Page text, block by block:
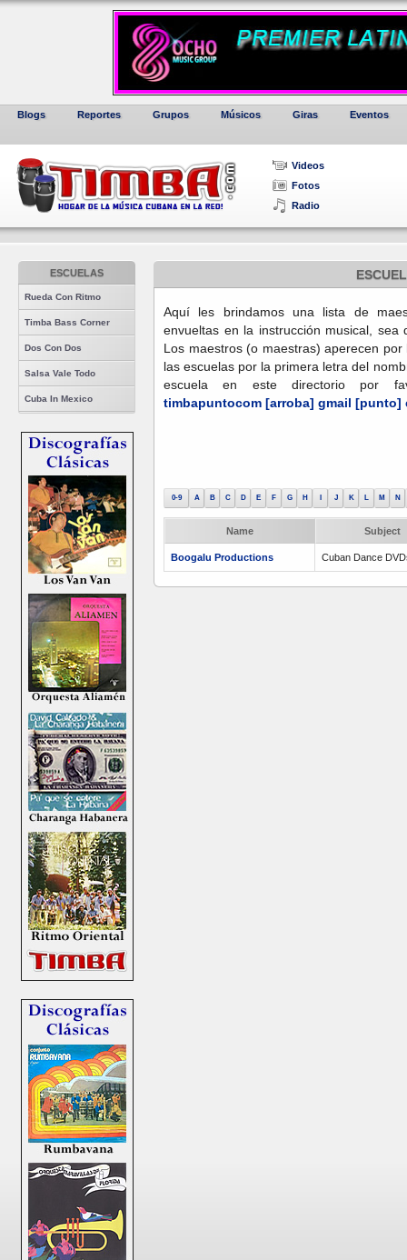
Blogs Reportes Grupos Músicos Giras Eventos
Videos
Fotos
Radio
ESCUELAS
Rueda Con Ritmo
Timba Bass Corner
Dos Con Dos
Salsa Vale Todo
Cuba In Mexico
Aquí les brindamos una lista de
envueltas en la instrucción musical, sea
Los maestros (o maestras) aperecen
las escuelas por la primera letra del
escuela en este directorio por
timbapuntocom [arroba] gmail [punto]
0-9 A B C D E F G H J K L M N
Name Subject
Boogalu Productions Cuban Dance